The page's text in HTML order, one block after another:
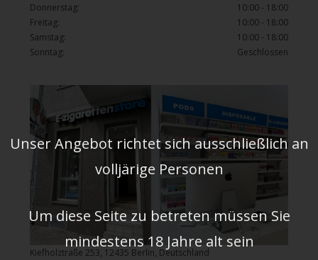
Kiefholztraße 253, 12435 Berlin, Deutschland
Donnerstag:
10:00 - 18:00
Freitag:
10:00 - 18:00
Samstag:
10:00 - 18:00
Sonntag:
Geschlossen
Unser Angebot richtet sich ausschließlich an
volljärige Personen
Um diese Seite zu betreten müssen Sie
mindestens 18 Jahre alt sein